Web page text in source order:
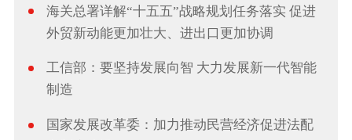
海关总署详解“十五五”战略规划任务落实 促进
外贸新动能更加壮大、进出口更加协调
工信部：要坚持发展向智 大力发展新一代智能
制造
国家发展改革委：加力推动民营经济促进法配